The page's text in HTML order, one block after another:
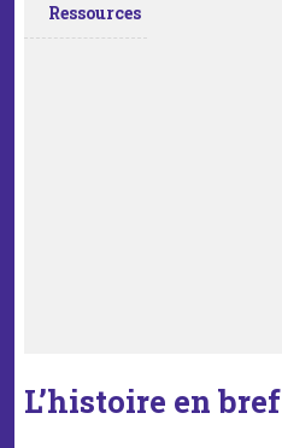
Ressources
L’histoire en bref